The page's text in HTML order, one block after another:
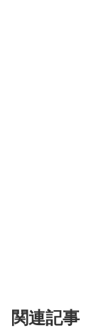
関連記事